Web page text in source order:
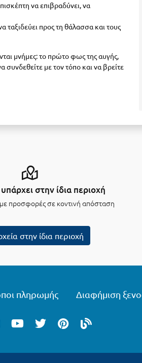
να επιβραδύνει, να
ταξιδεύει προς τη θάλασσα και τους
μνήμες: το πρώτο φως της αυγής,
με τον τόπο και να βρείτε
στην ίδια περιοχή
προσφορές σε κοντινή απόσταση
στην ίδια περιοχή
πληρωμής Διαφήμιση